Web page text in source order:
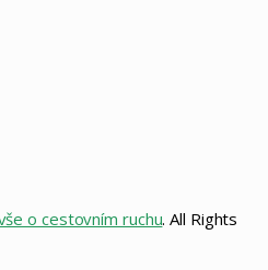
o cestovním ruchu. All Rights